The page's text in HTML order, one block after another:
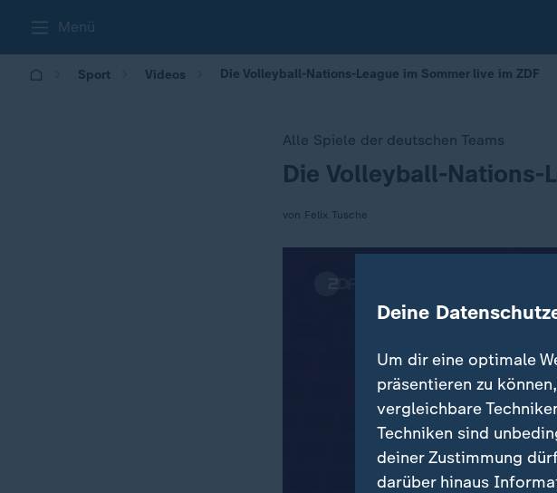
Menü
Sport Videos Die Volleyball-Nations-League im Sommer live im ZDF
Alle Spiele der deutschen Teams
:Die Volleyball-Nations-
von Felix Tusche
Deine
Um dir eine optimale
präsentieren zu
vergleichbare
Techniken sind
deiner Zustimmung
darüber hinaus